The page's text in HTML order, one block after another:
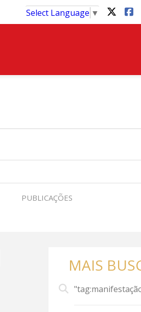
Select Language ▼
PUBLICAÇÕES
MAIS